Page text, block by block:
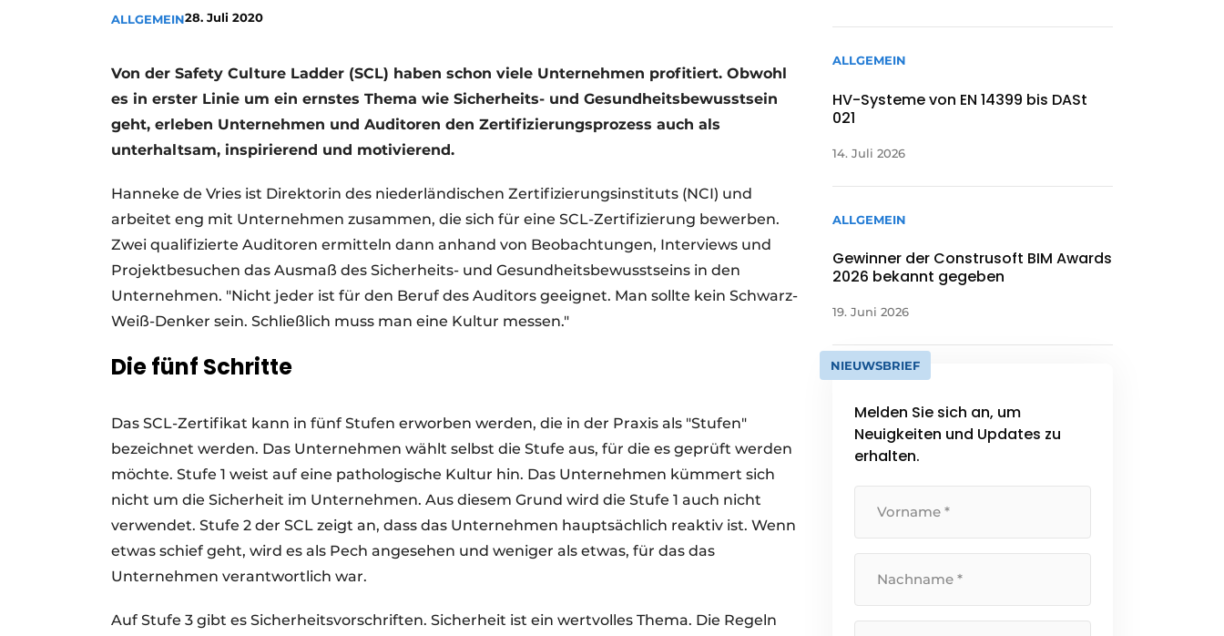
Ein Stellenangebot registrieren
ALLGEMEIN28. Juli 2020
Von der Safety Culture Ladder (SCL) haben schon viele Unternehmen profitiert. Obwohl
es in erster Linie um ein ernstes Thema wie Sicherheits- und Gesundheitsbewusstsein
geht, erleben Unternehmen und Auditoren den Zertifizierungsprozess auch als
unterhaltsam, inspirierend und motivierend.
Hanneke de Vries ist Direktorin des niederländischen Zertifizierungsinstituts (NCI) und
arbeitet eng mit Unternehmen zusammen, die sich für eine SCL-Zertifizierung bewerben.
Zwei qualifizierte Auditoren ermitteln dann anhand von Beobachtungen, Interviews und
Projektbesuchen das Ausmaß des Sicherheits- und Gesundheitsbewusstseins in den
Unternehmen. "Nicht jeder ist für den Beruf des Auditors geeignet. Man sollte kein Schwarz-
Weiß-Denker sein. Schließlich muss man eine Kultur messen."
Die fünf Schritte
Das SCL-Zertifikat kann in fünf Stufen erworben werden, die in der Praxis als "Stufen"
bezeichnet werden. Das Unternehmen wählt selbst die Stufe aus, für die es geprüft werden
möchte. Stufe 1 weist auf eine pathologische Kultur hin. Das Unternehmen kümmert sich
nicht um die Sicherheit im Unternehmen. Aus diesem Grund wird die Stufe 1 auch nicht
verwendet. Stufe 2 der SCL zeigt an, dass das Unternehmen hauptsächlich reaktiv ist. Wenn
etwas schief geht, wird es als Pech angesehen und weniger als etwas, für das das
Unternehmen verantwortlich war.
Auf Stufe 3 gibt es Sicherheitsvorschriften. Sicherheit ist ein wertvolles Thema. Die Regeln
ALLGEMEIN
HV-Systeme von EN 14399 bis DASt
021
14. Juli 2026
ALLGEMEIN
Gewinner der Construsoft BIM Awards
2026 bekannt gegeben
19. Juni 2026
NIEUWSBRIEF
Melden Sie sich an, um
Neuigkeiten und Updates zu
erhalten.